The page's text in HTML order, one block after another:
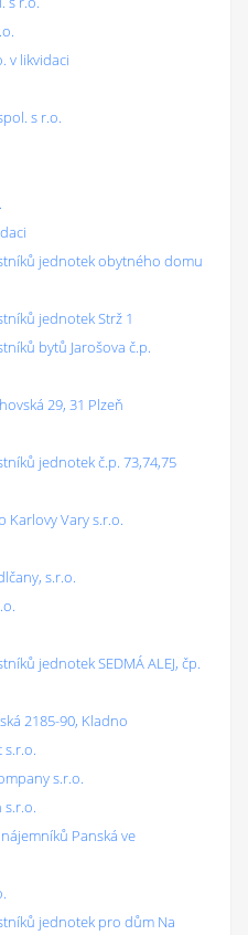
v likvidaci
s r.o.
jednotek obytného domu
jednotek Strž 1
bytů Jarošova č.p.
29, 31 Plzeň
jednotek č.p. 73,74,75
Karlovy Vary s.r.o.
s.r.o.
jednotek SEDMÁ ALEJ, čp.
2185-90, Kladno
s.r.o.
s.r.o.
s.r.o.
Panská ve
jednotek pro dům Na